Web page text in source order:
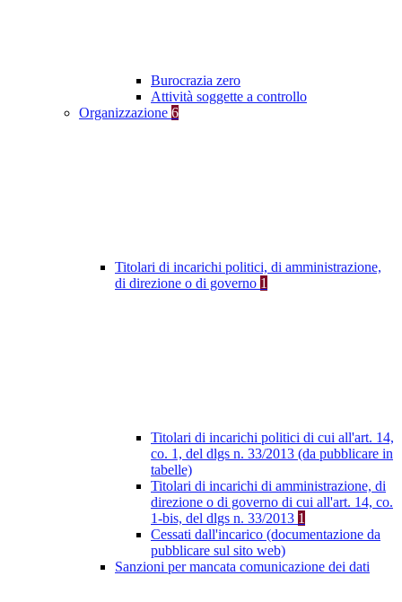
Burocrazia zero
Attività soggette a controllo
Organizzazione 6
Titolari di incarichi politici, di amministrazione,
di direzione o di governo 1
Titolari di incarichi politici di cui all'art. 14,
co. 1, del dlgs n. 33/2013 (da pubblicare in
tabelle)
Titolari di incarichi di amministrazione, di
direzione o di governo di cui all'art. 14, co.
1-bis, del dlgs n. 33/2013 1
Cessati dall'incarico (documentazione da
pubblicare sul sito web)
Sanzioni per mancata comunicazione dei dati